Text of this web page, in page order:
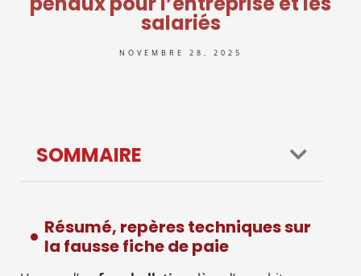
salariés
NOVEMBRE 28, 2025
SOMMAIRE
Résumé, repères techniques sur
la fausse fiche de paie